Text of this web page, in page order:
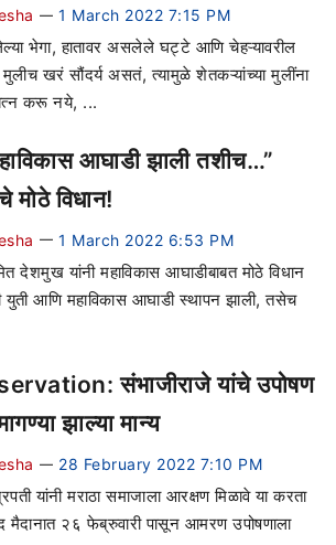
— 1 March 2022 7:15 PM
भेगा, हातावर असलेले घट्टे आणि चेहऱ्यावरील
खरं सौंदर्य असतं, त्यामुळे शेतकऱ्यांच्या मुलींना
करू नये, ...
आघाडी झाली तशीच…”
विधान!
— 1 March 2022 6:53 PM
देशमुख यांनी महाविकास आघाडीबाबत मोठे विधान
आणि महाविकास आघाडी स्थापन झाली, तसेच
संभाजीराजे यांचे उपोषण
झाल्या मान्य
— 28 February 2022 7:10 PM
यांनी मराठा समाजाला आरक्षण मिळावे या करता
मैदानात २६ फेब्रुवारी पासून आमरण उपोषणाला